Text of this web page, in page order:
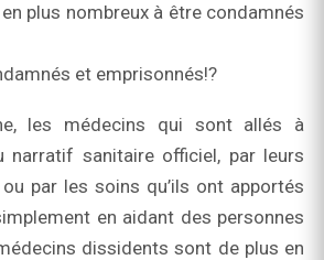
plus nombreux à être condamnés
et emprisonnés!?
les médecins qui sont allés à
narratif sanitaire officiel, par leurs
par les soins qu’ils ont apportés
en aidant des personnes
dissidents sont de plus en